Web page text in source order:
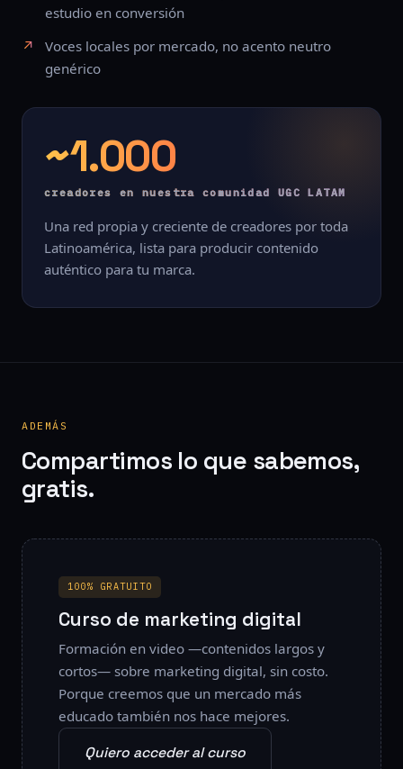
estudio en conversión
Voces locales por mercado, no acento neutro
genérico
~1.000
creadores en nuestra comunidad UGC LATAM
Una red propia y creciente de creadores por toda
Latinoamérica, lista para producir contenido
auténtico para tu marca.
ADEMÁS
Compartimos lo que sabemos,
gratis.
100% GRATUITO
Curso de marketing digital
Formación en video —contenidos largos y
cortos— sobre marketing digital, sin costo.
Porque creemos que un mercado más
educado también nos hace mejores.
Quiero acceder al curso